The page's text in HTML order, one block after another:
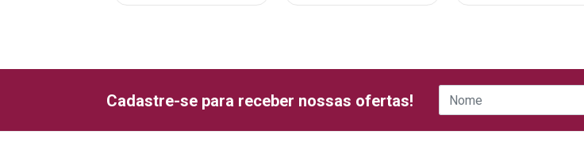
Cadastre-se para receber nossas ofertas!